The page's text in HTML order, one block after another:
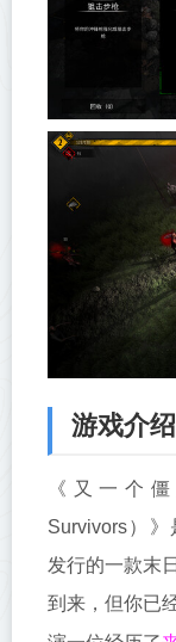
游戏介绍
《又一个
Survivors）
发行的一款末
到来，但你已